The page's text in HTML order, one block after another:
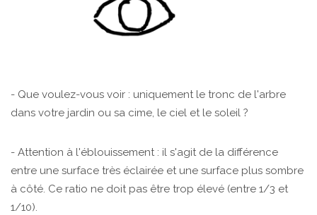
- Que voulez-vous voir : uniquement le tronc de l'arbre
dans votre jardin ou sa cime, le ciel et le soleil ?
- Attention à l'éblouissement : il s'agit de la différence
entre une surface très éclairée et une surface plus sombre
à côté. Ce ratio ne doit pas être trop élevé (entre 1/3 et
1/10).